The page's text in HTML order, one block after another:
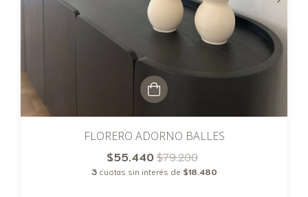
FLORERO ADORNO BALLES
$55.440 $79.200
3 cuotas sin interés de $18.480